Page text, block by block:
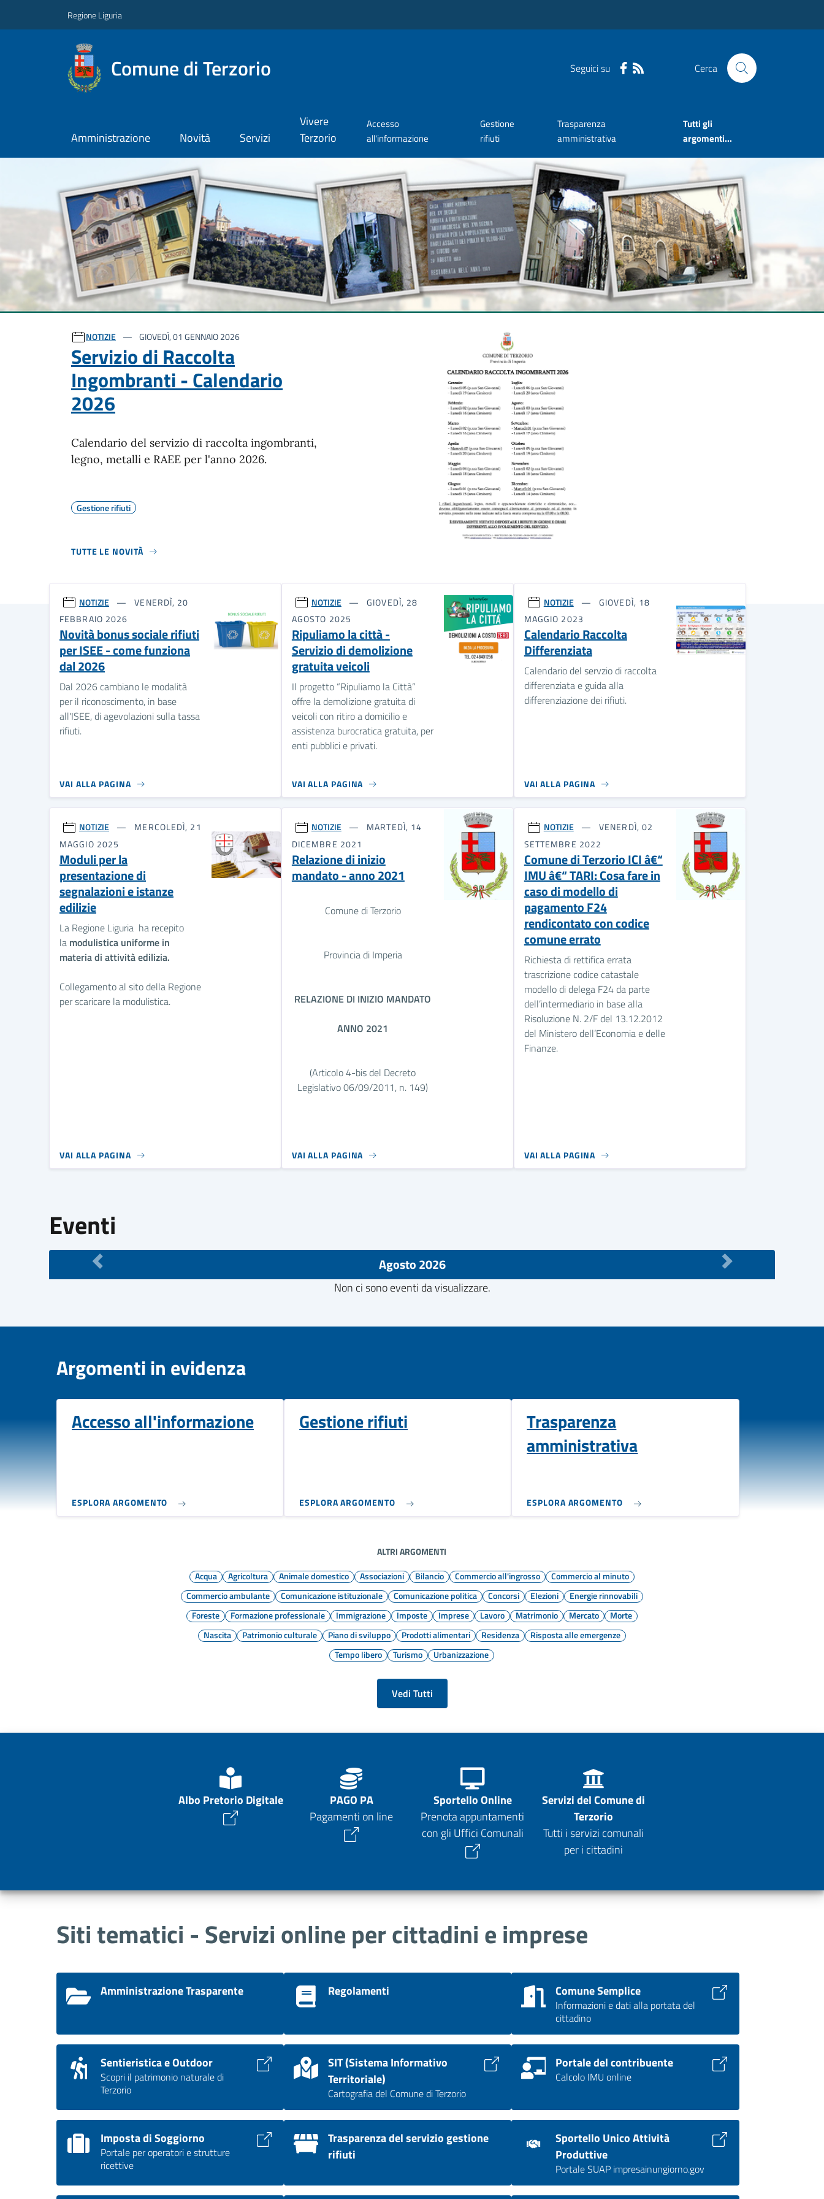
Regione Liguria
Comune di Terzorio Seguici su Cerca
Amministrazione Novità Servizi
Vivere
Terzorio
Accesso
all'informazione
Gestione
rifiuti
Trasparenza
amministrativa
Tutti gli
argomenti...
Ultime notizie
NOTIZIE GIOVEDÌ, 01 GENNAIO 2026
Servizio di Raccolta
Ingombranti - Calendario
2026
Calendario del servizio di raccolta ingombranti,
legno, metalli e RAEE per l'anno 2026.
Gestione rifiuti
TUTTE LE NOVITÀ
NOTIZIE
VENERDÌ, 20
FEBBRAIO 2026
Novità bonus sociale rifiuti
per ISEE - come funziona
dal 2026
Dal 2026 cambiano le modalità
per il riconoscimento, in base
all'ISEE, di agevolazioni sulla tassa
rifiuti.
VAI ALLA PAGINA
NOTIZIE
GIOVEDÌ, 28
AGOSTO 2025
Ripuliamo la città -
Servizio di demolizione
gratuita veicoli
Il progetto “Ripuliamo la Città”
offre la demolizione gratuita di
veicoli con ritiro a domicilio e
assistenza burocratica gratuita, per
enti pubblici e privati.
VAI ALLA PAGINA
NOTIZIE
GIOVEDÌ, 18
MAGGIO 2023
Calendario Raccolta
Differenziata
Calendario del servzio di raccolta
differenziata e guida alla
differenziazione dei rifiuti.
VAI ALLA PAGINA
NOTIZIE
MERCOLEDÌ, 21
MAGGIO 2025
Moduli per la
presentazione di
segnalazioni e istanze
edilizie
La Regione Liguria ha recepito
la modulistica uniforme in
materia di attività edilizia.
Collegamento al sito della Regione
per scaricare la modulistica.
VAI ALLA PAGINA
NOTIZIE
MARTEDÌ, 14
DICEMBRE 2021
Relazione di inizio
mandato - anno 2021
Comune di Terzorio
Provincia di Imperia
RELAZIONE DI INIZIO MANDATO
ANNO 2021
(Articolo 4-bis del Decreto
Legislativo 06/09/2011, n. 149)
VAI ALLA PAGINA
NOTIZIE
VENERDÌ, 02
SETTEMBRE 2022
Comune di Terzorio ICI â€“
IMU â€“ TARI: Cosa fare in
caso di modello di
pagamento F24
rendicontato con codice
comune errato
Richiesta di rettifica errata
trascrizione codice catastale
modello di delega F24 da parte
dell’intermediario in base alla
Risoluzione N. 2/F del 13.12.2012
del Ministero dell’Economia e delle
Finanze.
VAI ALLA PAGINA
Eventi
Agosto 2026
Non ci sono eventi da visualizzare.
Argomenti in evidenza
Accesso all'informazione
ESPLORA ARGOMENTO
Gestione rifiuti
ESPLORA ARGOMENTO
Trasparenza
amministrativa
ESPLORA ARGOMENTO
ALTRI ARGOMENTI
Acqua
Agricoltura Animale domestico Associazioni Bilancio Commercio all'ingrosso
Commercio al minuto
Commercio ambulante
Comunicazione istituzionale Comunicazione politica Concorsi Elezioni
Energie rinnovabili
Foreste
Formazione professionale Immigrazione Imposte Imprese Lavoro Matrimonio Mercato
Morte
Nascita
Patrimonio culturale Piano di sviluppo Prodotti alimentari Residenza
Risposta alle emergenze
Tempo libero
Turismo Urbanizzazione
Vedi Tutti
Albo Pretorio Digitale
PAGO PA
Pagamenti on line
Sportello Online
Prenota appuntamenti
con gli Uffici Comunali
Servizi del Comune di
Terzorio
Tutti i servizi comunali
per i cittadini
Siti tematici - Servizi online per cittadini e imprese
Amministrazione Trasparente Regolamenti Comune Semplice
Informazioni e dati alla portata del
cittadino
Sentieristica e Outdoor
Scopri il patrimonio naturale di
Terzorio
SIT (Sistema Informativo
Territoriale)
Cartografia del Comune di Terzorio
Portale del contribuente
Calcolo IMU online
Imposta di Soggiorno
Portale per operatori e strutture
ricettive
Trasparenza del servizio gestione
rifiuti
Sportello Unico Attività
Produttive
Portale SUAP impresainungiorno.gov